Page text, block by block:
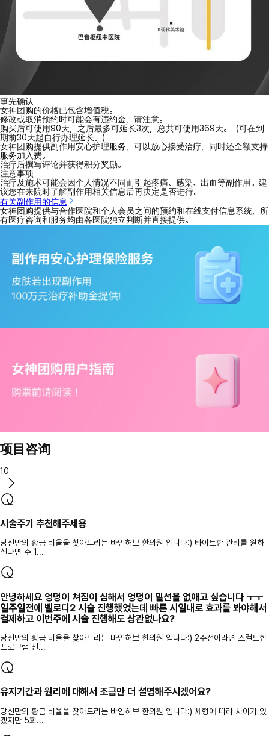
事先确认
女神团购的价格已包含增值税。
修改或取消预约时可能会有违约金，请注意。
购买后可使用90天，之后最多可延长3次，总共可使用369天。（可在到
期前30天起自行办理延长。）
女神团购提供副作用安心护理服务，可以放心接受治疗，同时还全额支持
服务加入费。
治疗后撰写评论并获得积分奖励。
注意事项
治疗及施术可能会因个人情况不同而引起疼痛、感染、出血等副作用。建
议您在来院时了解副作用相关信息后再决定是否进行。
有关副作用的信息
女神团购提供与合作医院和个人会员之间的预约和在线支付信息系统，所
有医疗咨询和服务均由各医院独立判断并直接提供。
项目咨询
10
시술주기 추천해주세용
당신만의 황금 비율을 찾아드리는 바인허브 한의원 입니다:) 타이트한 관리를 원하
신다면 주 1...
안녕하세요 엉덩이 쳐짐이 심해서 엉덩이 밑선을 없애고 싶습니다 ㅜㅜ
일주일전에 벨로디2 시술 진행했었는데 빠른 시일내로 효과를 봐야해서
결제하고 이번주에 시술 진행해도 상관없나요?
당신만의 황금 비율을 찾아드리는 바인허브 한의원 입니다:) 2주전이라면 스컬트힙
프로그램 진...
유지기간과 원리에 대해서 조금만 더 설명해주시겠어요?
당신만의 황금 비율을 찾아드리는 바인허브 한의원 입니다:) 체형에 따라 차이가 있
겠지만 5회...